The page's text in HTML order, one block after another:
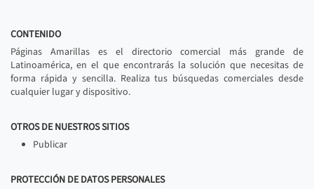
CONTENIDO
Páginas Amarillas es el directorio comercial más grande de
Latinoamérica, en el que encontrarás la solución que necesitas de
forma rápida y sencilla. Realiza tus búsquedas comerciales desde
cualquier lugar y dispositivo.
OTROS DE NUESTROS SITIOS
Publicar
PROTECCIÓN DE DATOS PERSONALES